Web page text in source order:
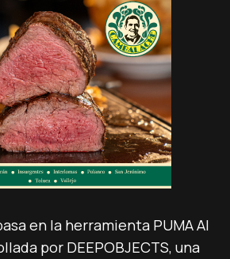
en la herramienta PUMA AI
por DEEPOBJECTS, una